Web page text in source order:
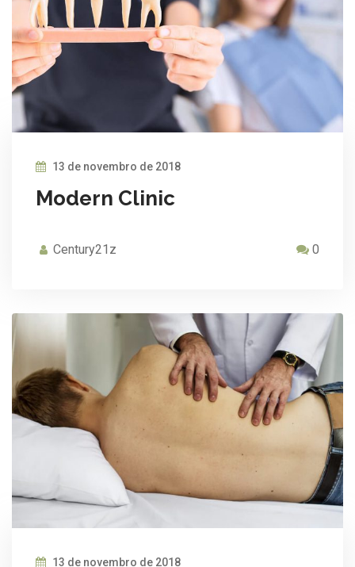
13 de novembro de 2018
Modern Clinic
Century21z 0
13 de novembro de 2018